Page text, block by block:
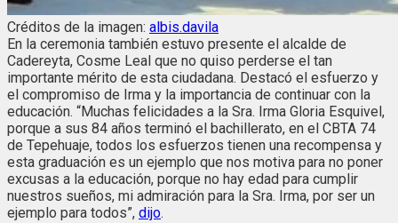
Créditos de la imagen: albis.davila
En la ceremonia también estuvo presente el alcalde de
Cadereyta, Cosme Leal que no quiso perderse el tan
importante mérito de esta ciudadana. Destacó el esfuerzo y
el compromiso de Irma y la importancia de continuar con la
educación. “Muchas felicidades a la Sra. Irma Gloria Esquivel,
porque a sus 84 años terminó el bachillerato, en el CBTA 74
de Tepehuaje, todos los esfuerzos tienen una recompensa y
esta graduación es un ejemplo que nos motiva para no poner
excusas a la educación, porque no hay edad para cumplir
nuestros sueños, mi admiración para la Sra. Irma, por ser un
ejemplo para todos”, dijo.